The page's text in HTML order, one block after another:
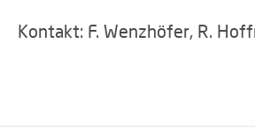
Kontakt: F. Wenzhöfer, R.